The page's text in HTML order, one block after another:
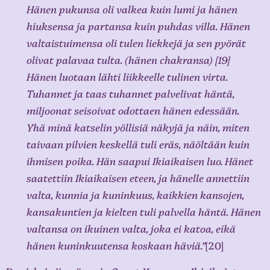
Hänen pukunsa oli valkea kuin lumi ja hänen
hiuksensa ja partansa kuin puhdas villa. Hänen
valtaistuimensa oli tulen liekkejä ja sen pyörät
olivat palavaa tulta. (hänen chakransa) [19]
Hänen luotaan lähti liikkeelle tulinen virta.
Tuhannet ja taas tuhannet palvelivat häntä,
miljoonat seisoivat odottaen hänen edessään.
Yhä minä katselin yöllisiä näkyjä ja näin, miten
taivaan pilvien keskellä tuli eräs, näöltään kuin
ihmisen poika. Hän saapui Ikiaikaisen luo. Hänet
saatettiin Ikiaikaisen eteen, ja hänelle annettiin
valta, kunnia ja kuninkuus, kaikkien kansojen,
kansakuntien ja kielten tuli palvella häntä. Hänen
valtansa on ikuinen valta, joka ei katoa, eikä
hänen kuninkuutensa koskaan häviä.”[20]